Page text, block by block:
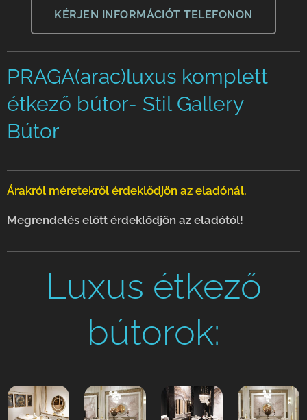
KÉRJEN INFORMÁCIÓT TELEFONON
PRAGA(arac)luxus komplett
étkező bútor- Stil Gallery
Bútor
Árakról méretekről érdeklődjön az eladónál.
Megrendelés elött érdeklődjön az eladótól!
Luxus étkező
bútorok: